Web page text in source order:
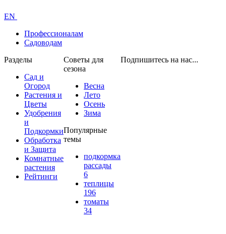
EN
Профессионалам
Садоводам
Разделы
Сад и
Огород
Растения и
Цветы
Удобрения
и
Подкормки
Обработка
и Защита
Комнатные
растения
Рейтинги
Советы для
сезона
Весна
Лето
Осень
Зима
Популярные
темы
подкормка
рассады
6
теплицы
196
томаты
34
Подпишитесь на нас...